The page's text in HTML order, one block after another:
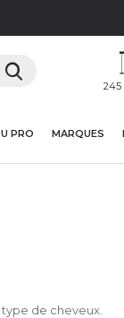
245
PRO MARQUES
de cheveux.